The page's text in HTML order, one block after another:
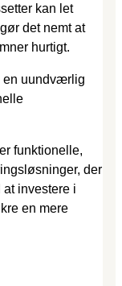
kan let
det nemt at
hurtigt.
en uundværlig
funktionelle,
der
at investere i
en mere